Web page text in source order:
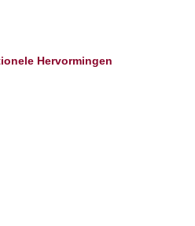
Hervormingen